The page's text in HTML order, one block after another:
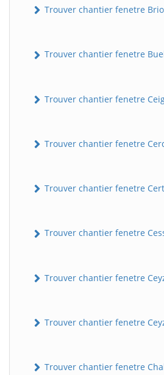
Trouver chantier fenetre
Trouver chantier fenetre
Trouver chantier fenetre
Trouver chantier fenetre
Trouver chantier fenetre
Trouver chantier fenetre
Trouver chantier fenetre
Trouver chantier fenetre
Trouver chantier fenetre